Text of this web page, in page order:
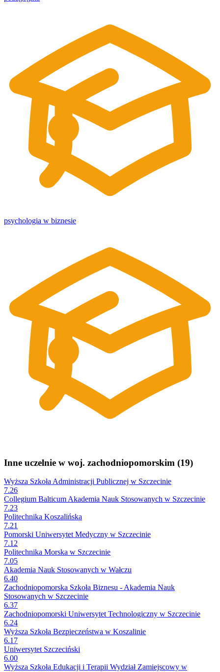
psychologia w biznesie
Inne uczelnie w woj. zachodniopomorskim (19)
Wyższa Szkoła Administracji Publicznej w Szczecinie
7.26
Collegium Balticum Akademia Nauk Stosowanych w Szczecinie
7.23
Politechnika Koszalińska
7.21
Pomorski Uniwersytet Medyczny w Szczecinie
7.12
Politechnika Morska w Szczecinie
7.05
Akademia Nauk Stosowanych w Wałczu
6.40
Zachodniopomorska Szkoła Biznesu - Akademia Nauk
Stosowanych w Szczecinie
6.37
Zachodniopomorski Uniwersytet Technologiczny w Szczecinie
6.24
Wyższa Szkoła Bezpieczeństwa w Koszalinie
6.17
Uniwersytet Szczeciński
6.00
Wyższa Szkoła Edukacji i Terapii Wydział Zamiejscowy w